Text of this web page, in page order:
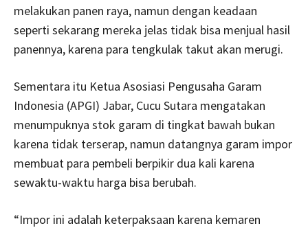
melakukan panen raya, namun dengan keadaan
seperti sekarang mereka jelas tidak bisa menjual hasil
panennya, karena para tengkulak takut akan merugi.
Sementara itu Ketua Asosiasi Pengusaha Garam
Indonesia (APGI) Jabar, Cucu Sutara mengatakan
menumpuknya stok garam di tingkat bawah bukan
karena tidak terserap, namun datangnya garam impor
membuat para pembeli berpikir dua kali karena
sewaktu-waktu harga bisa berubah.
“Impor ini adalah keterpaksaan karena kemaren